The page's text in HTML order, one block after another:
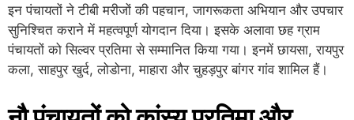
इन पंचायतों ने टीबी मरीजों की पहचान, जागरूकता अभियान और उपचार
सुनिश्चित कराने में महत्वपूर्ण योगदान दिया। इसके अलावा छह ग्राम
पंचायतों को सिल्वर प्रतिमा से सम्मानित किया गया। इनमें छायसा, रायपुर
कला, साहपुर खुर्द, लोडोना, माहारा और चुहड़पुर बांगर गांव शामिल हैं।